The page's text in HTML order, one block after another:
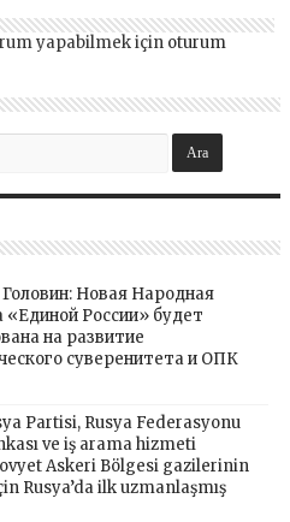
yapabilmek için oturum
Новая Народная
России» будет
на развитие
суверенитета и ОПК
Partisi, Rusya Federasyonu
ve iş arama hizmeti
Askeri Bölgesi gazilerinin
Rusya’da ilk uzmanlaşmış